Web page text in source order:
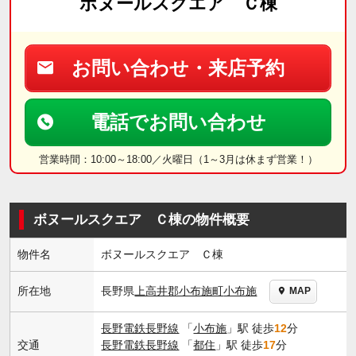
お問い合わせ・来店予約
電話でお問い合わせ
営業時間：10:00～18:00／火曜日（1～3月は休まず営業！）
ボヌールスクエア Ｃ棟の物件概要
物件名 ボヌールスクエア Ｃ棟
所在地 長野県 上高井郡小布施町小布施 MAP
交通
長野電鉄長野線 「小布施 」駅 徒歩12分
長野電鉄長野線 「都住 」駅 徒歩17分